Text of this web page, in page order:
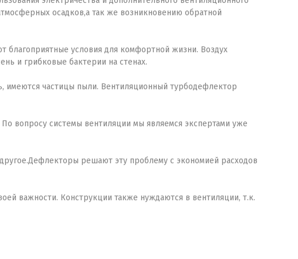
осадков,а так же возникновению обратной
благоприятные условия для комфортной жизни. Воздух
и грибковые бактерии на стенах.
имеются частицы пыли. Вентиляционный турбодефлектор
вопросу системы вентиляции мы являемся экспертами уже
решают эту проблему с экономией расходов
важности. Конструкции также нуждаются в вентиляции, т.к.